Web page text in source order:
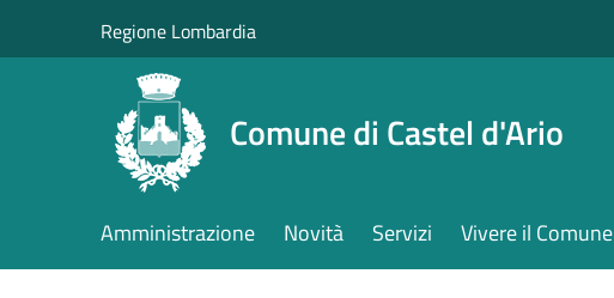
Regione Lombardia
Comune di Castel d'Ario
Amministrazione Novità Servizi Vivere il Comune